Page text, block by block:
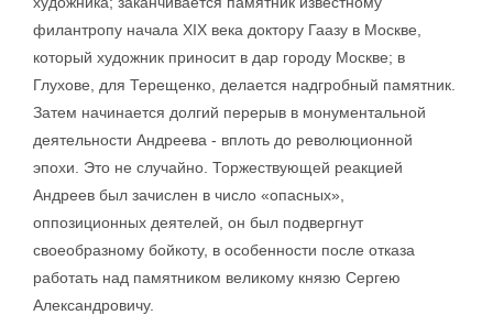
филантропу начала XIX века доктору Гаазу в Москве,
который художник приносит в дар городу Москве; в
Глухове, для Терещенко, делается надгробный памятник.
Затем начинается долгий перерыв в монументальной
деятельности Андреева - вплоть до революционной
эпохи. Это не случайно. Торжествующей реакцией
Андреев был зачислен в число «опасных»,
оппозиционных деятелей, он был подвергнут
своеобразному бойкоту, в особенности после отказа
работать над памятником великому князю Сергею
Александровичу.